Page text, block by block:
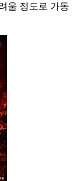
울 정도로 가동